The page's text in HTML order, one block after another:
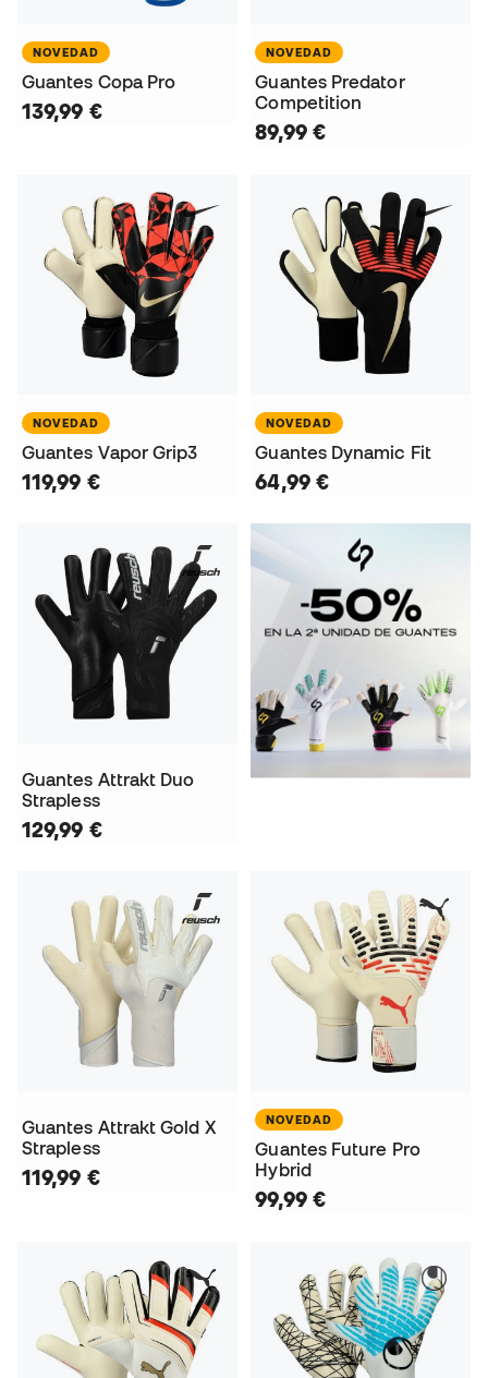
NOVEDAD
Guantes Copa Pro
139,99 €
NOVEDAD
Guantes Predator
Competition
89,99 €
NOVEDAD
Guantes Vapor Grip3
119,99 €
NOVEDAD
Guantes Dynamic Fit
64,99 €
Guantes Attrakt Duo
Strapless
129,99 €
Guantes Attrakt Gold X
Strapless
119,99 €
NOVEDAD
Guantes Future Pro
Hybrid
99,99 €